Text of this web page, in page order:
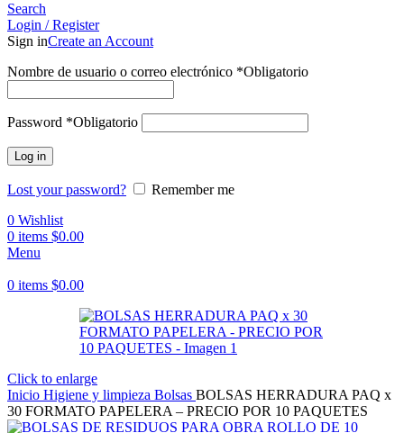
Search
Login / Register
Sign inCreate an Account
Nombre de usuario o correo electrónico *Obligatorio
Password *Obligatorio
Log in
Lost your password?
Remember me
0 Wishlist
0 items $0.00
Menu
0 items $0.00
Click to enlarge
Inicio Higiene y limpieza Bolsas BOLSAS HERRADURA PAQ x
30 FORMATO PAPELERA – PRECIO POR 10 PAQUETES